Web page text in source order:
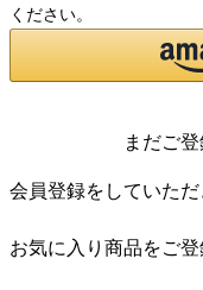
ください。
まだご
会員登録をしていた
お気に入り商品をご